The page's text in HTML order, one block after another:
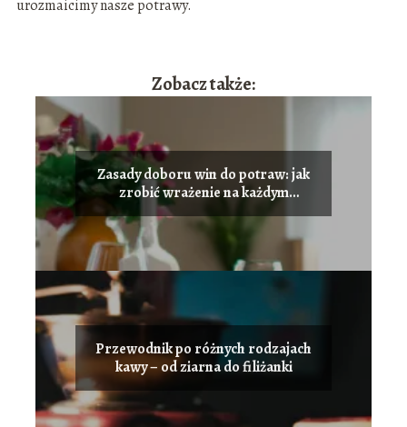
urozmaicimy nasze potrawy.
Zobacz także:
Zasady doboru win do potraw: jak
zrobić wrażenie na każdym
Przewodnik po różnych rodzajach
kawy – od ziarna do filiżanki